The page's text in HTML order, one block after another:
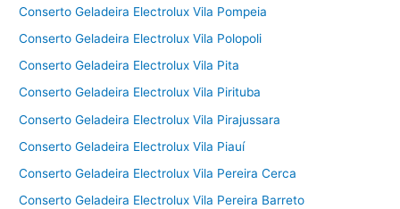
Conserto Geladeira Electrolux Vila Pompeia
Conserto Geladeira Electrolux Vila Polopoli
Conserto Geladeira Electrolux Vila Pita
Conserto Geladeira Electrolux Vila Pirituba
Conserto Geladeira Electrolux Vila Pirajussara
Conserto Geladeira Electrolux Vila Piauí
Conserto Geladeira Electrolux Vila Pereira Cerca
Conserto Geladeira Electrolux Vila Pereira Barreto